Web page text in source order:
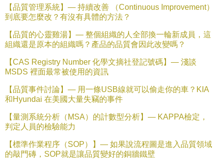
【品質管理系統】— 持續改善 （Continuous Improvement）
到底要怎麼改？有沒有具體的方法？
【品質的心靈雞湯】— 整個組織的人全部換一輪新成員，這
組織還是原本的組織嗎？產品的品質會因此改變嗎？
【CAS Registry Number 化學文摘社登記號碼】— 淺談
MSDS 裡面最常被使用的資訊
【品質事件討論】— 用一條USB線就可以偷走你的車？ KIA
和Hyundai 在美國大量失竊的事件
【量測系統分析（ MSA）的計數型分析】— KAPPA檢定，
判定人員的檢驗能力
【標準作業程序（SOP）】— 如果說流程圖是進入品質領域
的敲門磚， SOP就是讓品質變好的銅牆鐵壁